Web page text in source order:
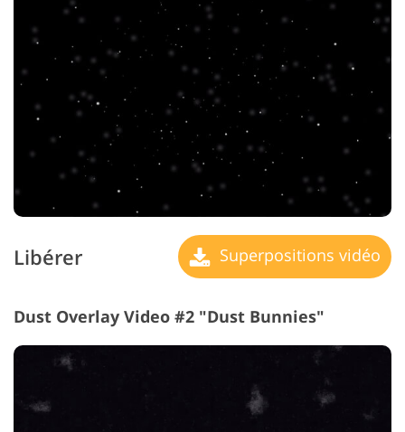
Libérer Superpositions vidéo
Dust Overlay Video #2 "Dust Bunnies"